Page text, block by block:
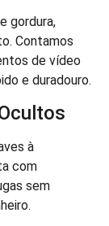
gordura,
Contamos
de vídeo
e duradouro.
à
com
sem